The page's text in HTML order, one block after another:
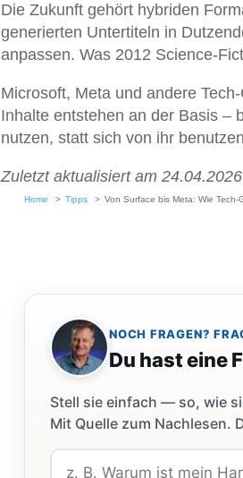
Die Zukunft gehört hybriden
generierten Untertiteln in
anpassen. Was 2012 Science-
Microsoft, Meta und andere
Inhalte entstehen an der Basis –
nutzen, statt sich von ihr
Zuletzt aktualisiert am 24.04.2026
Home Tipps Von Surface bis Meta: Wie
NOCH FRAGEN?
Du hast eine
Stell sie einfach — so, wie
Mit Quelle zum Nachlesen.